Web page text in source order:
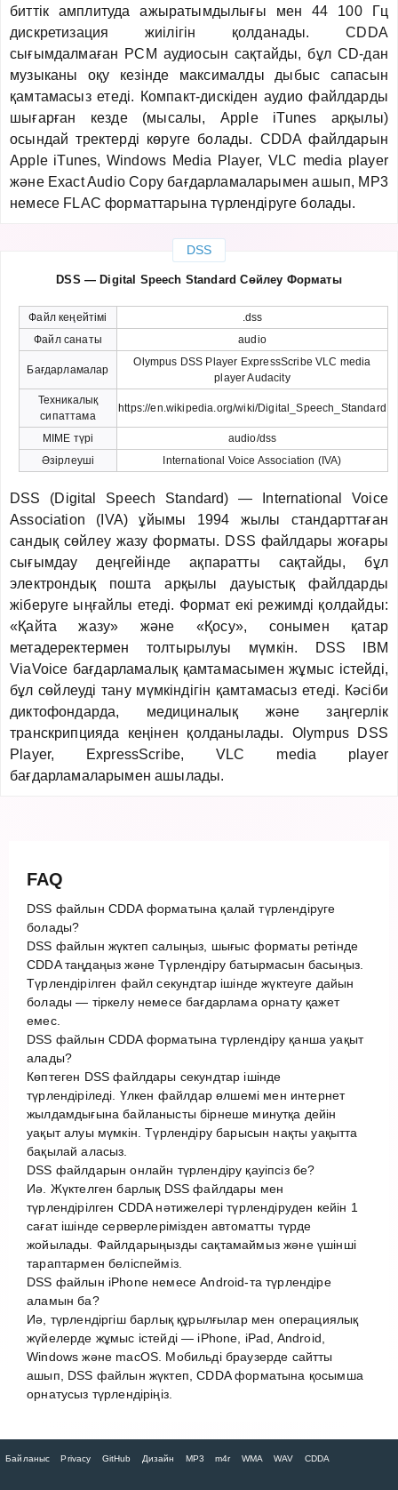
биттік амплитуда ажыратымдылығы мен 44 100 Гц
дискретизация жиілігін қолданады. CDDA
сығымдалмаған PCM аудиосын сақтайды, бұл CD-дан
музыканы оқу кезінде максималды дыбыс сапасын
қамтамасыз етеді. Компакт-дискіден аудио файлдарды
шығарған кезде (мысалы, Apple iTunes арқылы)
осындай тректерді көруге болады. CDDA файлдарын
Apple iTunes, Windows Media Player, VLC media player
және Exact Audio Copy бағдарламаларымен ашып, MP3
немесе FLAC форматтарына түрлендіруге болады.
DSS
DSS — Digital Speech Standard Сөйлеу Форматы
Файл кеңейтімі
.dss
Файл санаты
audio
Бағдарламалар
Olympus DSS Player ExpressScribe VLC media
player Audacity
Техникалық
сипаттама
https://en.wikipedia.org/wiki/Digital_Speech_Standard
MIME түрі
audio/dss
Әзірлеуші
International Voice Association (IVA)
DSS (Digital Speech Standard) — International Voice
Association (IVA) ұйымы 1994 жылы стандарттаған
сандық сөйлеу жазу форматы. DSS файлдары жоғары
сығымдау деңгейінде ақпаратты сақтайды, бұл
электрондық пошта арқылы дауыстық файлдарды
жіберуге ыңғайлы етеді. Формат екі режимді қолдайды:
«Қайта жазу» және «Қосу», сонымен қатар
метадеректермен толтырылуы мүмкін. DSS IBM
ViaVoice бағдарламалық қамтамасымен жұмыс істейді,
бұл сөйлеуді тану мүмкіндігін қамтамасыз етеді. Кәсіби
диктофондарда, медициналық және заңгерлік
транскрипцияда кеңінен қолданылады. Olympus DSS
Player, ExpressScribe, VLC media player
бағдарламаларымен ашылады.
FAQ
DSS файлын CDDA форматына қалай түрлендіруге
болады?
DSS файлын жүктеп салыңыз, шығыс форматы ретінде
CDDA таңдаңыз және Түрлендіру батырмасын басыңыз.
Түрлендірілген файл секундтар ішінде жүктеуге дайын
болады — тіркелу немесе бағдарлама орнату қажет
емес.
DSS файлын CDDA форматына түрлендіру қанша уақыт
алады?
Көптеген DSS файлдары секундтар ішінде
түрлендіріледі. Үлкен файлдар өлшемі мен интернет
жылдамдығына байланысты бірнеше минутқа дейін
уақыт алуы мүмкін. Түрлендіру барысын нақты уақытта
бақылай аласыз.
DSS файлдарын онлайн түрлендіру қауіпсіз бе?
Иә. Жүктелген барлық DSS файлдары мен
түрлендірілген CDDA нәтижелері түрлендіруден кейін 1
сағат ішінде серверлерімізден автоматты түрде
жойылады. Файлдарыңызды сақтамаймыз және үшінші
тараптармен бөліспейміз.
DSS файлын iPhone немесе Android-та түрлендіре
аламын ба?
Иә, түрлендіргіш барлық құрылғылар мен операциялық
жүйелерде жұмыс істейді — iPhone, iPad, Android,
Windows және macOS. Мобильді браузерде сайтты
ашып, DSS файлын жүктеп, CDDA форматына қосымша
орнатусыз түрлендіріңіз.
Байланыс Privacy GitHub Дизайн MP3 m4r WMA WAV CDDA